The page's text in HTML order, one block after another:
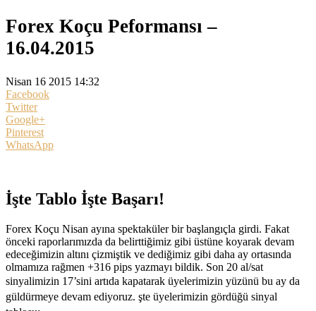
Forex Koçu Peformansı –
16.04.2015
Nisan 16 2015 14:32
Facebook
Twitter
Google+
Pinterest
WhatsApp
İşte Tablo İşte Başarı!
Forex Koçu Nisan ayına spektaküler bir başlangıçla girdi. Fakat
önceki raporlarımızda da belirttiğimiz gibi üstüne koyarak devam
edeceğimizin altını çizmiştik ve dediğimiz gibi daha ay ortasında
olmamıza rağmen +316 pips yazmayı bildik. Son 20 al/sat
sinyalimizin 17’sini artıda kapatarak üyelerimizin yüzünü bu ay da
güldürmeye devam ediyoruz. şte üyelerimizin gördüğü sinyal